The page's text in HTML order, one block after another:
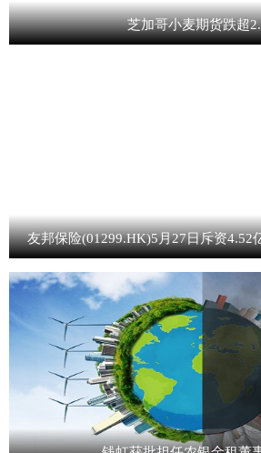
芝加哥小麦期货跌超
友邦保险(01299.HK)5月27日斥资4.52